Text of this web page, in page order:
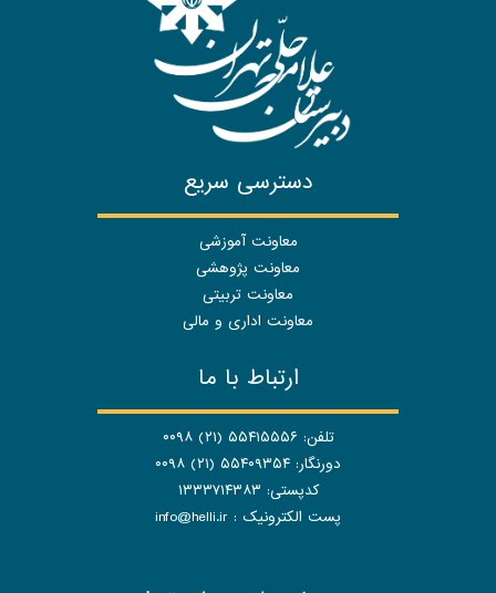
دسترسی سریع
معاونت آموزشی
معاونت پژوهشی
معاونت تربیتی
معاونت اداری و مالی
ارتباط با ما
تلفن: ۵۵۴۱۵۵۵۶ (۲۱) ۰۰۹۸
دورنگار: ۵۵۴۰۹۳۵۴ (۲۱) ۰۰۹۸
کدپستی: ۱۳۳۳۷۱۴۳۸۳
پست الکترونیک : info@helli.ir